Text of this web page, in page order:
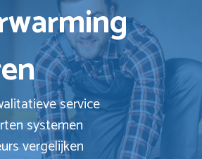
service
systemen
vergelijken